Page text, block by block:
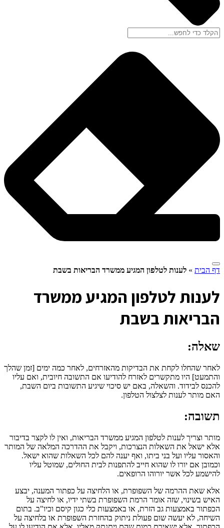
דף הבית » לענות לטלפון המגיע ממשרד הבריאות בשבת
לענות לטלפון המגיע ממשרד
הבריאות בשבת
שאלה:
לאחר שהחלו לקחת את הבדיקות מהאזרחים, לאחר כמה ימים [זמן שהלך
והתמעט] היו מתקשרים לאזרח להודיעו אם התשובה חיובית, ואם עליו
להכנס לבידוד. והשאלה, באם יש סיכוי שיגיע התשובות ביום השבת,
האם מותר לענות לצלצול הטלפון.
תשובה:
מותר וצריך לענות לטלפון המגיע ממשרד הבריאות, ואין לו לקצר בדיבור
אלא ישאל את השאלות הנצרכות, ויקבל את ההדרכה המלאה של המותר
והאסור עליו ועל בני ביתו, ואף יענה להם לכל השאלות שהוא ישאל.
וכמובן אם יורו לו שהוא חייב להתפנות לבית החולים, שמוטל עליו
להישמע לכל אשר יורוהו הרופאים.
אלא שאת ההרמה של השפופרת, או הלחיצה על כפתור המענה, יבצע
האיש בשינוי, שזה אומר הרמת השפופרת בשתי ידיו, או לחיצה על
הכפתור באמצעות גב הזרת, או באמצעות כלי כגון קיסם וכיו"ב. בתום
השיחה, לא יעשה שום פעולת ניתוק בהחזרת השפופרת או בלחיצה על